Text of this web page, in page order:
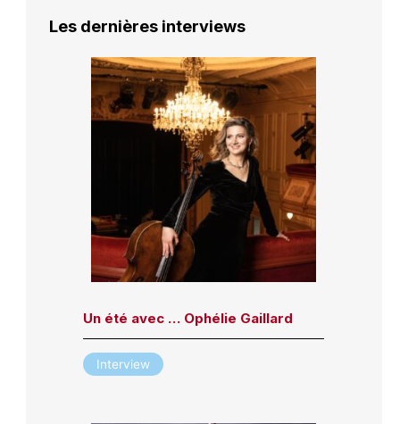
Les dernières interviews
Un été avec … Ophélie Gaillard
Interview